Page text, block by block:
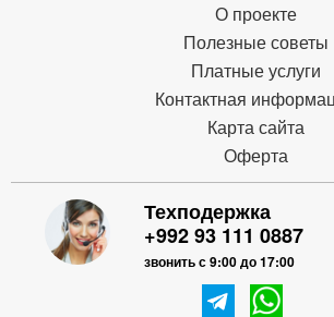
О проекте
Полезные советы
Платные услуги
Контактная
Карта сайта
Оферта
Техподержка
+992 93 111 0887
звонить с 9:00 до 17:00